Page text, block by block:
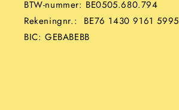
BTW-nummer: BE0505.680.794
Rekeningnr.: BE76 1430 9161 5995
BIC: GEBABEBB